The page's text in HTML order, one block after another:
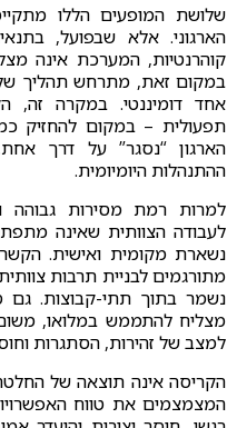
שלושת המופעים הללו
הארגוני. אלא שבפועל,
קוהרנטיות, המערכת אינה
במקום זאת, מתרחש תהליך
אחד דומיננטי. במקרה זה,
תפעולית – במקום להחזיק
הארגון “נסגר” על דרך
ההתנהלות היומיומית.
למרות רמת מסירות גבוהה
לעבודה הצוותית שאינה
נשארת מקומית ואישית.
מתורגמים לבניית תרבות
נשמר בתוך תתי-קבוצות. גם
מצליח להתממש במלואו,
למצב של זהירות, הסתגרות
הקריסה אינה תוצאה של
המצמצמים את טווח